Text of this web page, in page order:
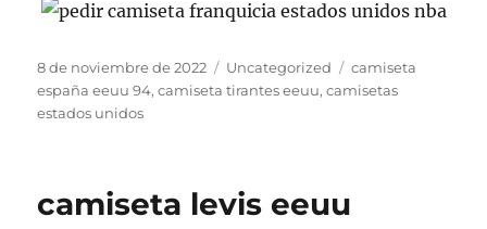
Publicado
el
8 de noviembre de 2022 Categorías
Uncategorized Etiquetas
camiseta
españa eeuu 94,camiseta tirantes eeuu,camisetas
estados unidos
camiseta levis eeuu